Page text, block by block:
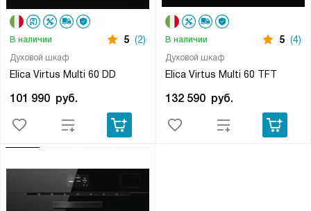
Духовой шкаф
Elica Virtus Multi 60 DD
В наличии 5 (2)
101 990 руб.
Духовой шкаф
Elica Virtus Multi 60 TFT
В наличии 5 (4)
132 590 руб.